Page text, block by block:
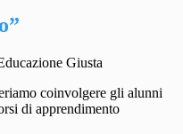
Giusta
coinvolgere gli alunni
di apprendimento